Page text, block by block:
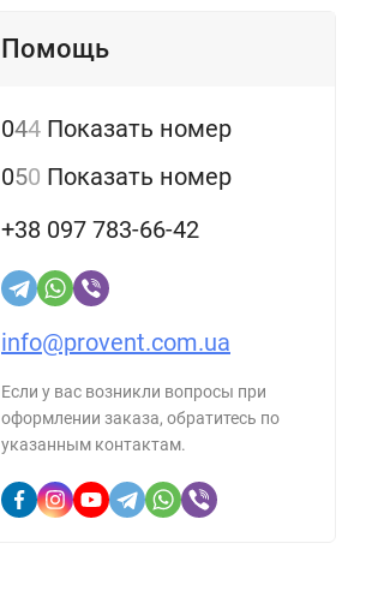
Помощь
044 Показать номер
050 Показать номер
+38 097 783-66-42
info@provent.com.ua
Если у вас возникли вопросы при
оформлении заказа, обратитесь по
указанным контактам.